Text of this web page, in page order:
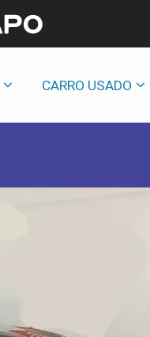
CARRO USADO